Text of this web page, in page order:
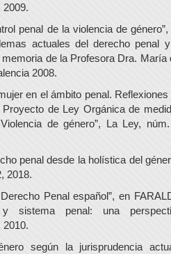
2009.
penal de la violencia de género”,
actuales del derecho penal
de la Profesora Dra. María
2008.
en el ámbito penal. Reflexiones
de Ley Orgánica de
de género”, La Ley,
penal desde la holística del
2018.
Penal español”, en
sistema penal: una
2010.
según la jurisprudencia